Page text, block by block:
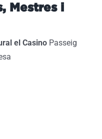
Mestres i
el Casino Passeig